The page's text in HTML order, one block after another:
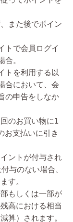
また後でポイン
トで会員ログイ
合。
トを利用する以
合において、会
の申告をしなか
のお買い物に1
お支払いに引き
ントが付与され
与のない場合、
す。
もしくは一部が
高における相当
算）されます。